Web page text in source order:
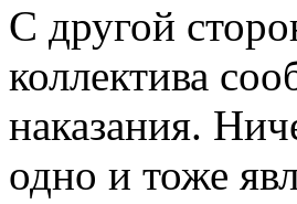
С другой
коллектива
наказания.
одно и тоже